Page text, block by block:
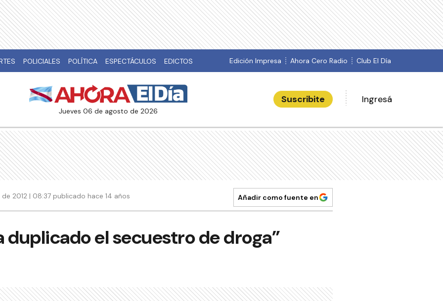
POLICIALES POLÍTICA ESPECTÁCULOS EDICTOS Edición Impresa Ahora Cero Radio Club El Día
jueves 06 de agosto de 2026
Suscribite Ingresá
2012 | 08:37 publicado hace 14 años Añadir como fuente en
duplicado el secuestro de droga”